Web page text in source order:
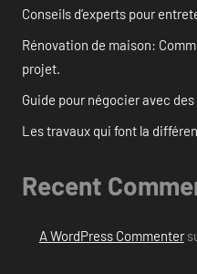
Conseils d’experts pour
Rénovation de maison:
projet.
Guide pour négocier avec
Les travaux qui font la
Recent
A WordPress Commenter